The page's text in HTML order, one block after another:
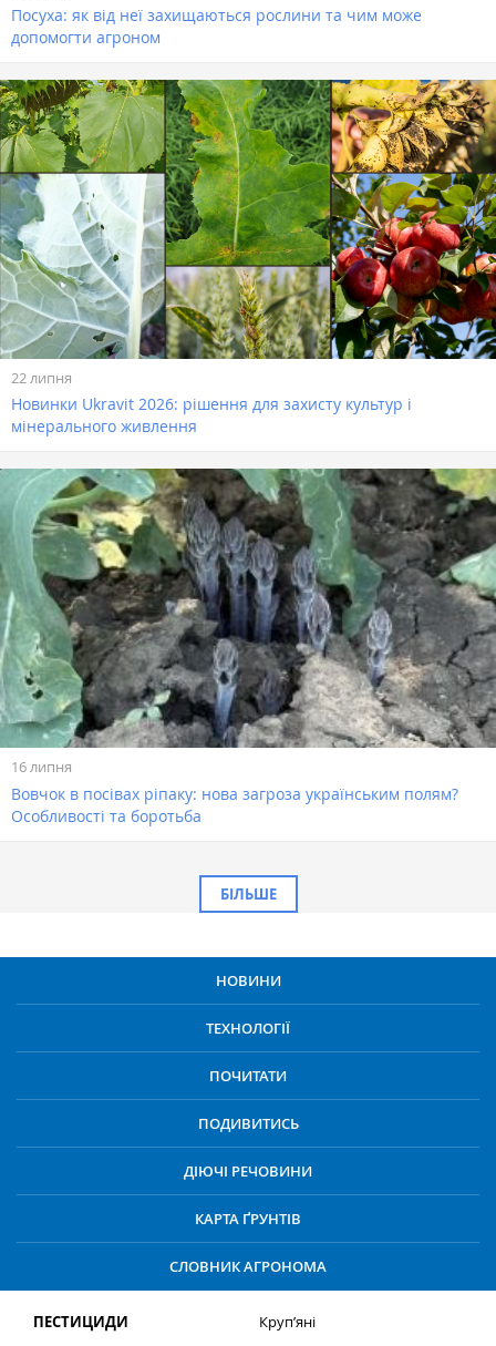
Посуха: як від неї захищаються рослини та чим може
допомогти агроном
22 липня
Новинки Ukravit 2026: рішення для захисту культур і
мінерального живлення
16 липня
Вовчок в посівах ріпаку: нова загроза українським полям?
Особливості та боротьба
БІЛЬШЕ
НОВИНИ
ТЕХНОЛОГІЇ
ПОЧИТАТИ
ПОДИВИТИСЬ
ДІЮЧІ РЕЧОВИНИ
КАРТА ҐРУНТІВ
СЛОВНИК АГРОНОМА
ПЕСТИЦИДИ
Круп’яні